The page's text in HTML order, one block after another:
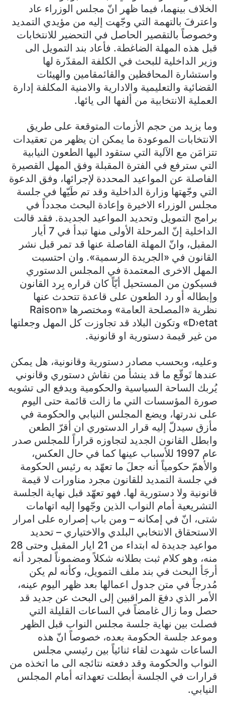
الخلاف بينهما، فيما ظهر انّ مجلس الوزراء عاد
واعترفَ بالتهمة التي وجّهت إليه من مؤيدي التمديد
وخصوصاً بالتقصير الحاصل في التحضير للانتخابات
قبل هذه المهلة الضاغطة. فأعاد بند التمويل الى
وزير الداخلية للبحث في الكلفة المقدّرة لها
واستشارة المحافظين والقائمقامين والهيئات
القضائية والتعليمية والادارية والامنية المكلفة إدارة
العملية الانتخابية من ألفها الى يائها.
وما يزيد من حجم الأزمات المتوقعة على طريق
الانتخابات الموعودة ما يمكن ان يظهر من تعقيدات
تتزامَن مع الآلية التي ستقود اليها الطعون النيابية
التي سترفع في الفترة المقبلة وفق المهل القصيرة
الفاصلة عن المواعيد المحددة لإجرائها، وفق الدعوة
التي وجّهتها وزارة الداخلية وقد تم طَيّها في جلسة
مجلس الوزراء الاخيرة وإعادة البحث مجدداً في
برامج التمويل وتحديد المواعيد الجديدة. فقد قالت
الداخلية إنّ المرحلة الأولى منها تبدأ في 7 أيار
المقبل، وانّ المهلة الفاصلة عنها قد تمر قبل نشر
القانون في «الجريدة الرسمية». وان احتسبت
المهل الاخرى المعتمدة في المجلس الدستوري
فسيكون من المستحيل أيّاً كان قراره بِرد القانون
وإبطاله أو رد الطعون على قاعدة تتحدث عنها
نظرية «المصلحة العامة» ومختصرها «Raison
D›etat» وتكون البلاد قد تجاوزت كل المهل وجعلتها
من غير قيمة دستورية او قانونية.
وعليه، وبحسب مصادر دستورية وقانونية، هل يمكن
عندها تَوقّع ما قد ينشأ من نقاش دستوري وقانوني
يُربك الساحة السياسية والحكومية ويدفع الى تشويه
صورة المؤسسات التي ما زالت قائمة حتى اليوم
على ندرتها، ويضع المجلس النيابي والحكومة في
مأزق سيدلّ إليه قرار الدستوري ان أقرّ الطعن
وابطل القانون الجديد لتجاوزه قراراً للمجلس صدر
عام 1997 للأسباب عينها كما في حال العكس،
والأهمّ حكومياً أنه جعلَ ما تعهّد به رئيس الحكومة
في جلسة التمديد للقانون مجرد مناورات لا قيمة
قانونية ولا دستورية لها. فهو تعهّد قبل نهاية الجلسة
التشريعية أمام النواب الذين وجّهوا إليه اتهامات
شتى، انّ في إمكانه – ومن باب إصراره على امرار
الاستحقاق الانتخابي البلدي والاختياري – تحديد
مواعيد جديدة له ابتداء من 21 ايار المقبل وحتى 28
منه، وهو كلام ثبت بطلانه شكلاً ومضموناً لمجرد أنه
أرجَأ البحث في بند ملف التمويل، وكأنه لم يكن
مُدرجاً في متن جدول اعمالها بعد ظهر اليوم عينه،
الأمر الذي دفعَ المراقبين إلى البحث عن جديد قد
حصل وما زال غامضاً في الساعات القليلة التي
فصلت بين نهاية جلسة مجلس النواب قبل الظهر
وموعد جلسة الحكومة بعده، خصوصاً انّ هذه
الساعات شهدت لقاء ثنائياً بين رئيسي مجلس
النواب والحكومة وقد دفعته نتائجه الى ما اتخذه من
قرارات في الجلسة أبطلت تعهداته أمام المجلس
النيابي.